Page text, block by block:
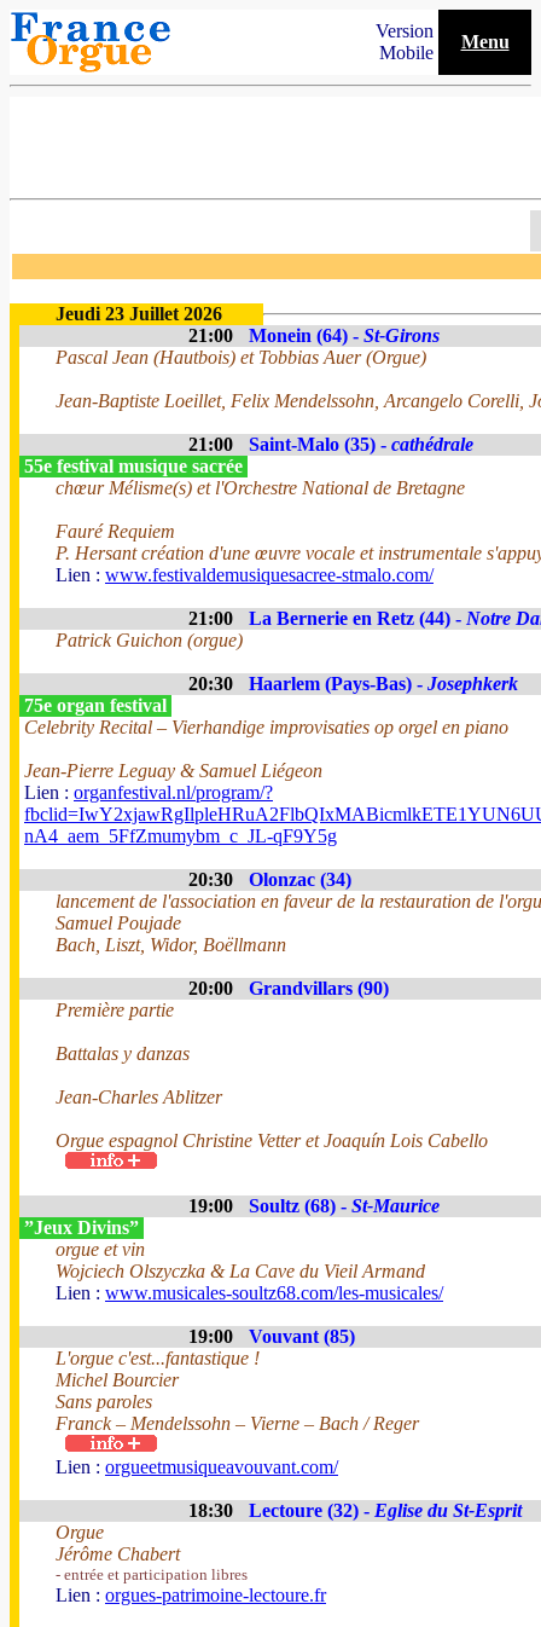
Version
Mobile
Menu
Jeudi 23 Juillet 2026
21:00
Monein (64) - St-Girons
Pascal Jean (Hautbois) et Tobbias Auer (Orgue)
Jean-Baptiste Loeillet, Felix Mendelssohn, Arcangelo Corelli,
21:00 Saint-Malo (35) - cathédrale
55e festival musique sacrée
chœur Mélisme(s) et l'Orchestre National de Bretagne
Fauré Requiem
P. Hersant création d'une œuvre vocale et instrumentale
Lien : www.festivaldemusiquesacree-stmalo.com/
21:00 La Bernerie en Retz (44) - Notre
Patrick Guichon (orgue)
20:30 Haarlem (Pays-Bas) - Josephkerk
75e organ festival
Celebrity Recital – Vierhandige improvisaties op orgel en piano
Jean-Pierre Leguay & Samuel Liégeon
Lien : organfestival.nl/program/?
nA4_aem_5FfZmumybm_c_JL-qF9Y5g
20:30
Olonzac (34)
lancement de l'association en faveur de la restauration de
Samuel Poujade
Bach, Liszt, Widor, Boëllmann
20:00
Grandvillars (90)
Première partie
Battalas y danzas
Jean-Charles Ablitzer
Orgue espagnol Christine Vetter et Joaquín Lois Cabello
19:00 Soultz (68) - St-Maurice
”Jeux Divins”
orgue et vin
Wojciech Olszyczka & La Cave du Vieil Armand
Lien : www.musicales-soultz68.com/les-musicales/
19:00
Vouvant (85)
L'orgue c'est...fantastique !
Michel Bourcier
Sans paroles
Franck – Mendelssohn – Vierne – Bach / Reger
Lien : orgueetmusiqueavouvant.com/
18:30 Lectoure (32) - Eglise du St-Esprit
Orgue
Jérôme Chabert
- entrée et participation libres
Lien : orgues-patrimoine-lectoure.fr